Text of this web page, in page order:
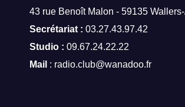
43 rue Benoît Malon - 59135
Secrétariat : 03.27.43.97.42
Studio : 09.67.24.22.22
Mail : radio.club@wanadoo.fr